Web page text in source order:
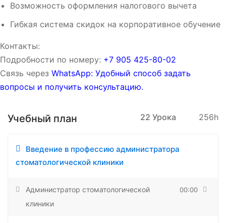
Возможность оформления налогового вычета
Гибкая система скидок на корпоративное обучение
Контакты:
Подробности по номеру: ‪‪+7 905 425-80-02‬‬
Связь через WhatsApp: Удобный способ задать
вопросы и получить консультацию.
Учебный план 22 Урока 256h
Введение в профессию администратора
стоматологической клиники
Администратор стоматологической
клиники
00:00